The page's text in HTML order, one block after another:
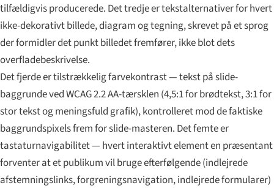
tilfældigvis producerede. Det tredje er tekstalternativer for hvert
ikke-dekorativt billede, diagram og tegning, skrevet på et sprog
der formidler det punkt billedet fremfører, ikke blot dets
overfladebeskrivelse.
Det fjerde er tilstrækkelig farvekontrast — tekst på slide-
baggrunde ved WCAG 2.2 AA-tærsklen (4,5:1 for brødtekst, 3:1 for
stor tekst og meningsfuld grafik), kontrolleret mod de faktiske
baggrundspixels frem for slide-masteren. Det femte er
tastaturnavigabilitet — hvert interaktivt element en præsentant
forventer at et publikum vil bruge efterfølgende (indlejrede
afstemningslinks, forgreningsnavigation, indlejrede formularer)